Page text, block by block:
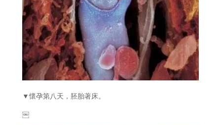
▼懷孕第八天，胚胎著床。
￼